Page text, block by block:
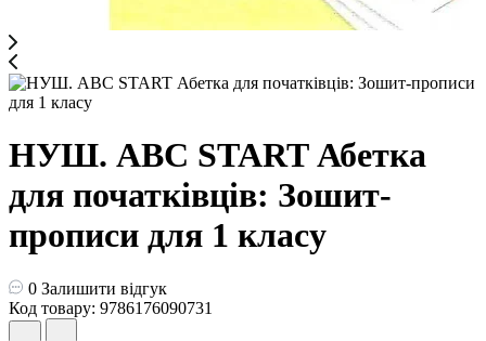
НУШ. ABC START Абетка
для початківців: Зошит-
прописи для 1 класу
0 Залишити відгук
Код товару: 9786176090731